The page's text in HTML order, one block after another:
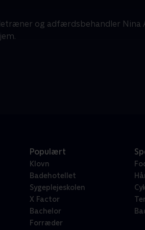
og adfærdsbehandler
Populært
Klovn
Badehotellet
Sygeplejeskolen
X Factor
Bachelor
Forræder